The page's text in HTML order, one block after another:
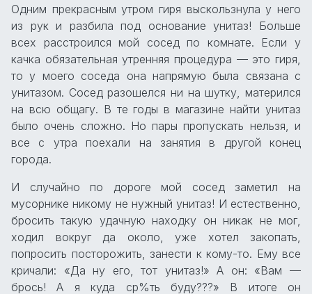
Одним прекрасным утром гиря выскользнула у него
из рук и разбила под основание унитаз! Больше
всех расстроился мой сосед по комнате. Если у
качка обязательная утренняя процедура — это гиря,
то у моего соседа она напрямую была связана с
унитазом. Сосед разошелся ни на шутку, матерился
на всю общагу. В те годы в магазине найти унитаз
было очень сложно. Но пары пропускать нельзя, и
все с утра поехали на занятия в другой конец
города.
И случайно по дороге мой сосед заметил на
мусорнике никому не нужный унитаз! И естественно,
бросить такую удачную находку он никак не мог,
ходил вокруг да около, уже хотел закопать,
попросить посторожить, занести к кому-то. Ему все
кричали: «Да ну его, тот унитаз!» А он: «Вам —
брось! А я куда ср%ть буду???» В итоге он